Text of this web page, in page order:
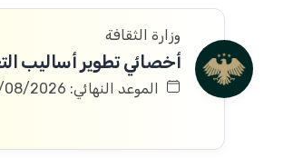
وزارة الثقافة
أخصائي تطوير أساليب
الموعد النهائي: 10/08/2026